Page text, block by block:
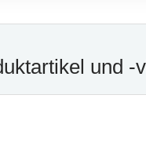
und -